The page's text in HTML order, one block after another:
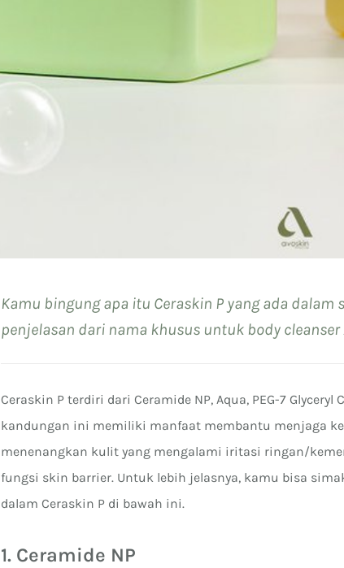
Kamu bingung apa itu Ceraskin P yang ada dalam
penjelasan dari nama khusus untuk body cleanser
Ceraskin P terdiri dari Ceramide NP, Aqua, PEG-7
kandungan ini memiliki manfaat membantu menjaga
menenangkan kulit yang mengalami iritasi ringan/
fungsi skin barrier. Untuk lebih jelasnya, kamu bisa
dalam Ceraskin P di bawah ini.
1. Ceramide NP